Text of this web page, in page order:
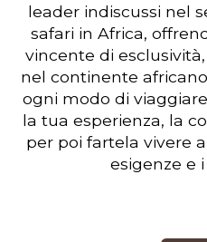
leader indiscussi nel
safari in Africa,
vincente di
nel continente
ogni modo di
la tua esperienza, la
per poi fartela vivere
esigenze e